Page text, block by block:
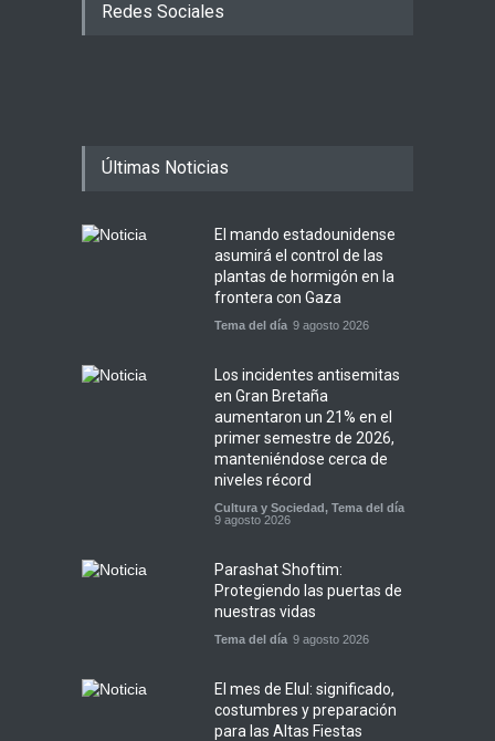
Redes Sociales
Últimas Noticias
El mando estadounidense
asumirá el control de las
plantas de hormigón en la
frontera con Gaza
Tema del día 9 agosto 2026
Los incidentes antisemitas
en Gran Bretaña
aumentaron un 21% en el
primer semestre de 2026,
manteniéndose cerca de
niveles récord
Cultura y Sociedad, Tema del día
9 agosto 2026
Parashat Shoftim:
Protegiendo las puertas de
nuestras vidas
Tema del día 9 agosto 2026
El mes de Elul: significado,
costumbres y preparación
para las Altas Fiestas